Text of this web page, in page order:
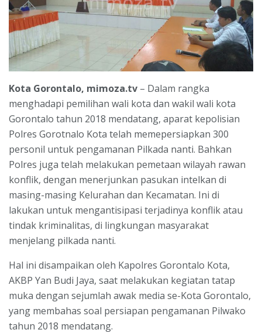
Kota Gorontalo, mimoza.tv – Dalam rangka
menghadapi pemilihan wali kota dan wakil wali kota
Gorontalo tahun 2018 mendatang, aparat kepolisian
Polres Gorotnalo Kota telah memepersiapkan 300
personil untuk pengamanan Pilkada nanti. Bahkan
Polres juga telah melakukan pemetaan wilayah rawan
konflik, dengan menerjunkan pasukan intelkan di
masing-masing Kelurahan dan Kecamatan. Ini di
lakukan untuk mengantisipasi terjadinya konflik atau
tindak kriminalitas, di lingkungan masyarakat
menjelang pilkada nanti.
Hal ini disampaikan oleh Kapolres Gorontalo Kota,
AKBP Yan Budi Jaya, saat melakukan kegiatan tatap
muka dengan sejumlah awak media se-Kota Gorontalo,
yang membahas soal persiapan pengamanan Pilwako
tahun 2018 mendatang.